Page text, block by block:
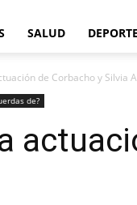
SALUD DEPORTE
de Corbacho y Silvia
de?